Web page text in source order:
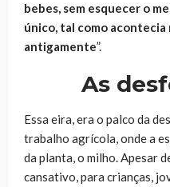
bebes, sem esquecer o
único, tal como acontecia
antigamente”.
As
Essa eira, era o palco da
trabalho agrícola, onde a
da planta, o milho. Apesar
cansativo, para crianças,